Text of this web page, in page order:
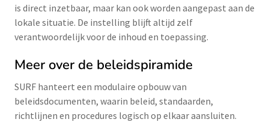
is direct inzetbaar, maar kan ook worden aangepast aan de
lokale situatie. De instelling blijft altijd zelf
verantwoordelijk voor de inhoud en toepassing.
Meer over de beleidspiramide
SURF hanteert een modulaire opbouw van
beleidsdocumenten, waarin beleid, standaarden,
richtlijnen en procedures logisch op elkaar aansluiten.